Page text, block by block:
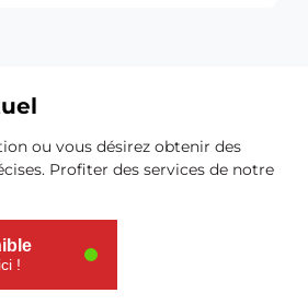
ou vous désirez obtenir des
Profiter des services de notre
!